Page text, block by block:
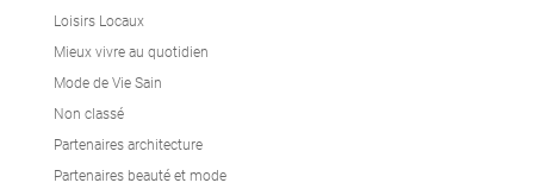
Loisirs Locaux
Mieux vivre au quotidien
Mode de Vie Sain
Non classé
Partenaires architecture
Partenaires beauté et mode